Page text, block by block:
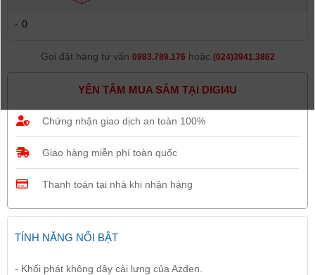
- 0
Gọi đặt hàng tư vấn 0983.789.176 hoặc (024)3941.3862
YÊN TÂM MUA SẮM TẠI DIGI4U
Chứng nhận giao dịch an toàn 100%
Giao hàng miễn phí toàn quốc
Thanh toán tại nhà khi nhận hàng
TÍNH NĂNG NỔI BẬT
- Khối phát không dây cài lưng của Azden.